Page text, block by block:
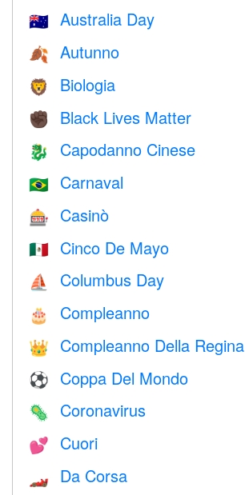
🇦🇺 Australia Day
🍂 Autunno
🦁 Biologia
✊🏿 Black Lives Matter
🐉 Capodanno Cinese
🇧🇷 Carnaval
🎰 Casinò
🇲🇽 Cinco De Mayo
⛵️ Columbus Day
🎂 Compleanno
👑 Compleanno Della Regina
⚽ Coppa Del Mondo
🦠 Coronavirus
💕 Cuori
🏎 Da Corsa